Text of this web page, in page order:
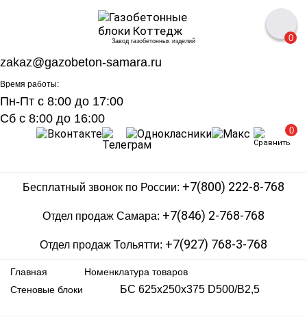
Завод газобетонных изделий
zakaz@gazobeton-samara.ru
Время работы:
Пн-Пт с 8:00 до 17:00
Сб с 8:00 до 16:00
0
0
Бесплатный звонок по России: +7(800) 222-8-768
Отдел продаж Самара: +7(846) 2-768-768
Отдел продаж Тольятти: +7(927) 768-3-768
Главная
Номенклатура товаров
Стеновые блоки
БС 625х250х375 D500/В2,5